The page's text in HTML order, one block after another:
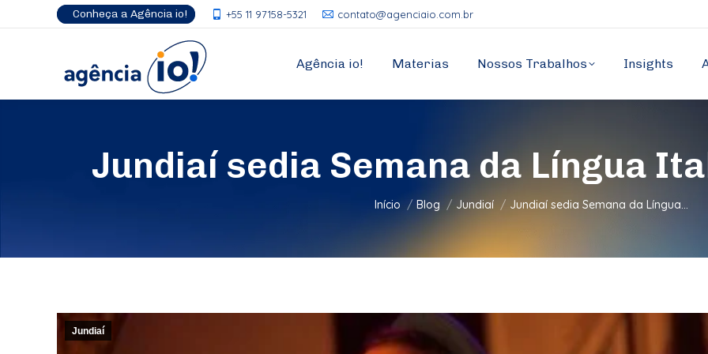
Conheça a Agência io! +55 11 97158-5321 contato@agenciaio.com.br
Agência io! Materias Nossos Trabalhos Insights
Jundiaí sedia Semana da Língua
Você está aqui:
Início Blog Jundiaí Jundiaí sedia Semana da Língua…
Jundiaí